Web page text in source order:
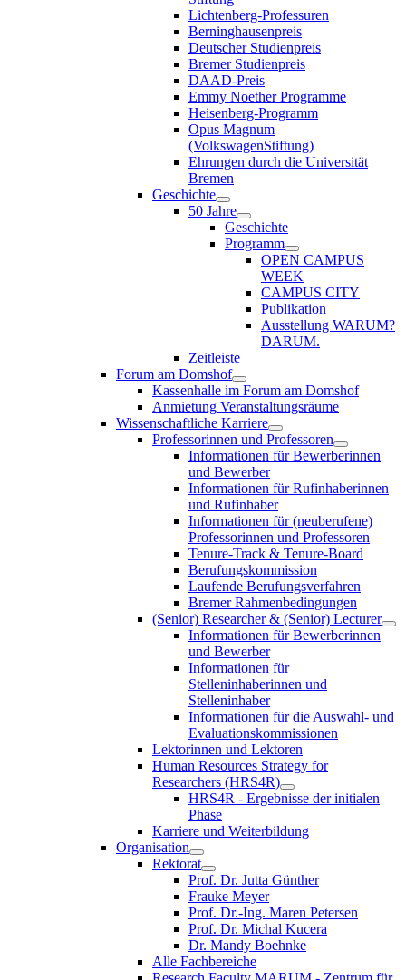
Lichtenberg-Professuren
Berninghausenpreis
Deutscher Studienpreis
Bremer Studienpreis
DAAD-Preis
Emmy Noether Programme
Heisenberg-Programm
Opus Magnum
(VolkswagenStiftung)
Ehrungen durch die Universität
Bremen
Geschichte
50 Jahre
Geschichte
Programm
OPEN CAMPUS
WEEK
CAMPUS CITY
Publikation
Ausstellung WARUM?
DARUM.
Zeitleiste
Forum am Domshof
Kassenhalle im Forum am Domshof
Anmietung Veranstaltungsräume
Wissenschaftliche Karriere
Professorinnen und Professoren
Informationen für Bewerberinnen
und Bewerber
Informationen für Rufinhaberinnen
und Rufinhaber
Informationen für (neuberufene)
Professorinnen und Professoren
Tenure-Track & Tenure-Board
Berufungskommission
Laufende Berufungsverfahren
Bremer Rahmenbedingungen
(Senior) Researcher & (Senior) Lecturer
Informationen für Bewerberinnen
und Bewerber
Informationen für
Stelleninhaberinnen und
Stelleninhaber
Informationen für die Auswahl- und
Evaluationskommissionen
Lektorinnen und Lektoren
Human Resources Strategy for
Researchers (HRS4R)
HRS4R - Ergebnisse der initialen
Phase
Karriere und Weiterbildung
Organisation
Rektorat
Prof. Dr. Jutta Günther
Frauke Meyer
Prof. Dr.-Ing. Maren Petersen
Prof. Dr. Michal Kucera
Dr. Mandy Boehnke
Alle Fachbereiche